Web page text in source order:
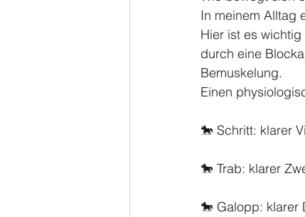
In meinem Alltag
Hier ist es
durch eine
Bemuskelung.
Einen
🐎 Schritt: klarer
🐎 Trab: klarer
🐎 Galopp: klarer